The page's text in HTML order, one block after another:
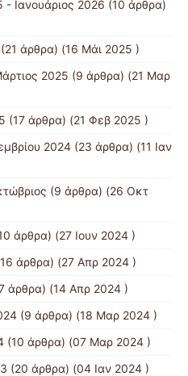
Ιανουάριος 2026 (10 άρθρα)
(21 άρθρα) (16 Μάι 2025 )
2025 (9 άρθρα) (21 Μαρ
(17 άρθρα) (21 Φεβ 2025 )
2024 (23 άρθρα) (11 Ιαν
(9 άρθρα) (26 Οκτ
άρθρα) (27 Ιουν 2024 )
άρθρα) (27 Απρ 2024 )
άρθρα) (14 Απρ 2024 )
(9 άρθρα) (18 Μαρ 2024 )
(10 άρθρα) (07 Μαρ 2024 )
(20 άρθρα) (04 Ιαν 2024 )